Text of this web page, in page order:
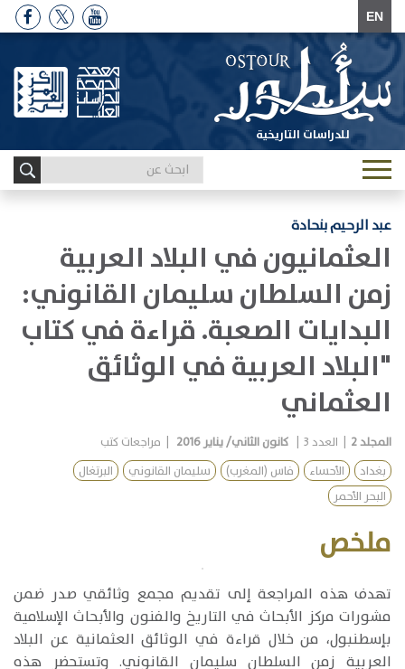
EN
للدراسات التاريخية
Toggle
navigation
عبد الرحيم بنحادة
العثمانيون في البلاد العربية
زمن السلطان سليمان القانوني:
البدايات الصعبة. قراءة في كتاب
"البلاد العربية في الوثائق
العثماني
المجلد2 العدد3 كانون الثاني/ يناير 2016
مراجعات كتب
بغداد
الأحساء فاس (المغرب) سليمان القانوني
البرتغال
البحر الأحمر
ملخص
​تهدف هذه المراجعة إلى تقديم مجمع وثائقي صدر ضمن
مشورات مركز الأبحاث في التاريخ والفنون والأبحاث الإسلامية
بإسطنبول، من خلال قراءة في الوثائق العثمانية عن البلاد
العربية زمن السلطان سليمان القانوني. وتستحضر هذه